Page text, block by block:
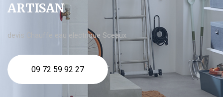
ARTISAN
devis Chauffe eau electrique Sceaux
09 72 59 92 27